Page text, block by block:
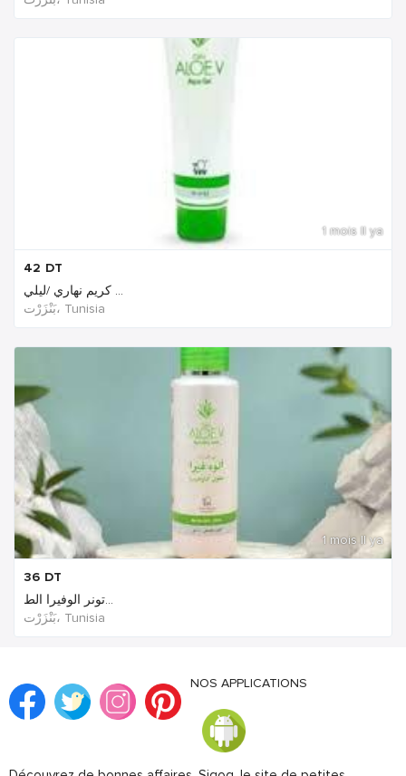
1 mois Il ya
42 DT
كريم نهاري /ليلي ...
بَنْزَرْت‎، Tunisia
1 mois Il ya
36 DT
تونر الوفيرا الط...
بَنْزَرْت‎، Tunisia
NOS APPLICATIONS